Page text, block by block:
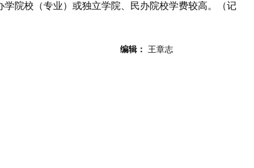
院校（专业）或独立学院、民办院校学费较高。（记
编辑： 王章志